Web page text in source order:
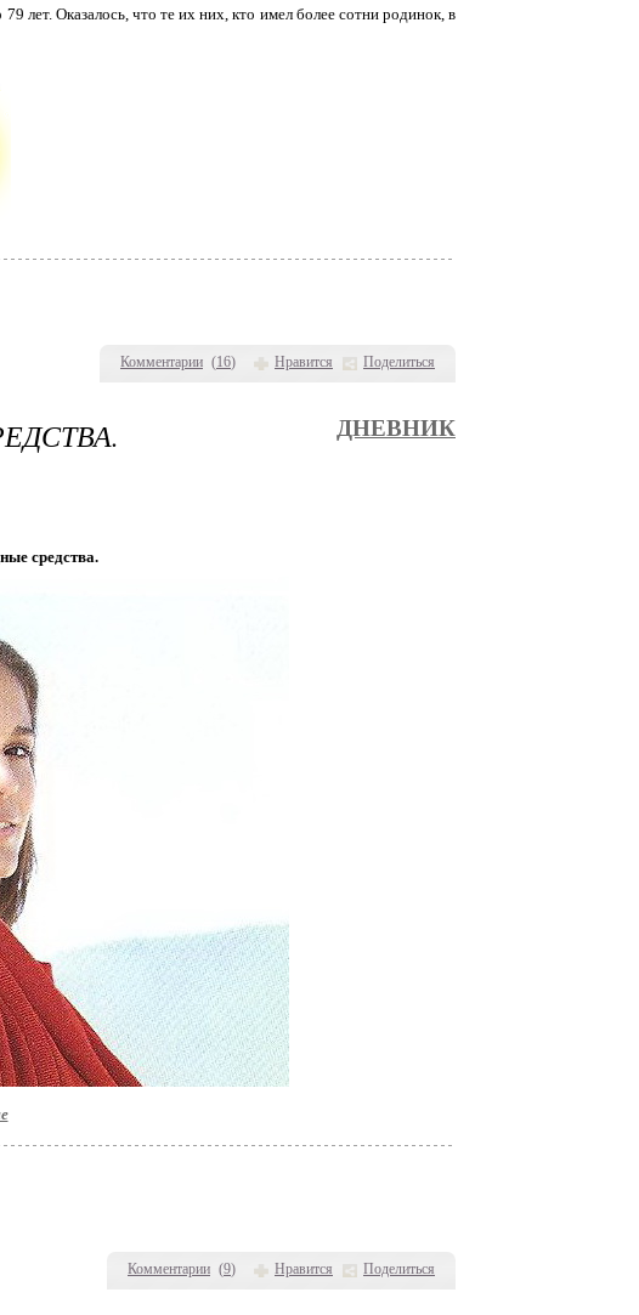
Комментарии (16) Нравится Поделиться
лет. Оказалось, что те их них, кто имел более сотни родинок, в
Комментарии (9) Нравится Поделиться
ДНЕВНИК
средства.